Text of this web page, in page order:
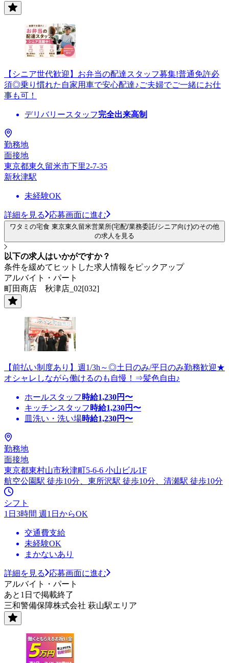
【シニア世代歓迎】お弁当の配達スタッフ募集!普通免許必
須◎乗り慣れた自家用車で安心配達♪ご夫婦でご一緒にお仕
事も可！
デリバリースタッフ完全出来高制
勤務地
面接地
東京都東久留米市下里2-7-35
新秋津駅
未経験OK
詳細を見る 応募画面に進む
ワタミの宅食 東京東久留米営業所(宅配/業務委託/シニア向け)のその他
の求人を見る
以下の求人はいかがですか？
条件を緩めてヒットした求人情報をピックアップ
アルバイト・パート
町田商店 秋津店_02[032]
【前払い制度あり】週1/3h～◎土日のみ/平日のみ勤務歓迎★
オシャレしながら働けるのも自慢！⇒髪色自由♪
ホールスタッフ 時給1,230円〜
キッチンスタッフ 時給1,230円〜
皿洗い・洗い場時給1,230円〜
勤務地
面接地
東京都東村山市秋津町5-6-6 小山ビル1F
航空公園駅 徒歩10分、東所沢駅 徒歩10分、清瀬駅 徒歩10分
シフト
1日3時間 週1日からOK
交通費支給
未経験OK
まかないあり
詳細を見る
応募画面に進む
アルバイト・パート
あと1日で掲載終了
三和警備保障株式会社 萩山駅エリア